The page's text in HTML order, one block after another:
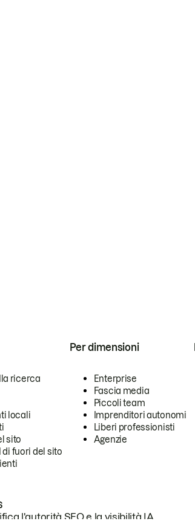
ricerca
locali
sito
fuori del sito
Per dimensioni
Enterprise
Fascia media
Piccoli team
Imprenditori autonomi
Liberi professionisti
Agenzie
l'autorità SEO e la visibilità IA.